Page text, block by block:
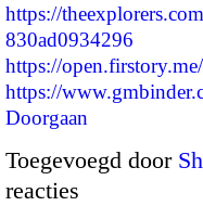
https://
830ad0934296
https://
https://
Doorgaan
Toegevoegd door
reacties